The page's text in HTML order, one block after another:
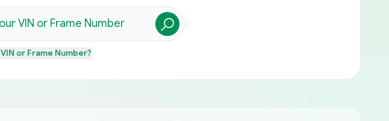
VIN or Frame Number?